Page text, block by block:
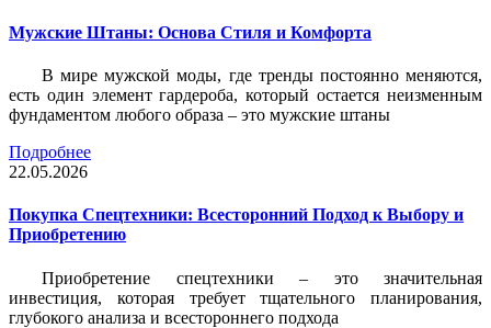
Мужские Штаны: Основа Стиля и Комфорта
В мире мужской моды, где тренды постоянно меняются,
есть один элемент гардероба, который остается неизменным
фундаментом любого образа – это мужские штаны
Подробнее
22.05.2026
Покупка Спецтехники: Всесторонний Подход к Выбору и
Приобретению
Приобретение спецтехники – это значительная
инвестиция, которая требует тщательного планирования,
глубокого анализа и всестороннего подхода